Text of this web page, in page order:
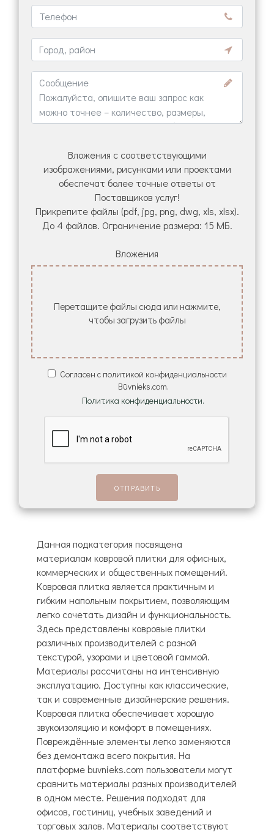
Вложения с соответствующими
изображениями, рисунками или проектами
обеспечат более точные ответы от
Поставщиков услуг!
Прикрепите файлы (pdf, jpg, png, dwg, xls, xlsx).
До 4 файлов. Ограничение размера: 15 МБ.
Вложения
Перетащите файлы сюда или нажмите,
чтобы загрузить файлы
Согласен с политикой конфиденциальности
Būvnieks.com.
Политика конфиденциальности.
Данная подкатегория посвящена
материалам ковровой плитки для офисных,
коммерческих и общественных помещений.
Ковровая плитка является практичным и
гибким напольным покрытием, позволяющим
легко сочетать дизайн и функциональность.
Здесь представлены ковровые плитки
различных производителей с разной
текстурой, узорами и цветовой гаммой.
Материалы рассчитаны на интенсивную
эксплуатацию. Доступны как классические,
так и современные дизайнерские решения.
Ковровая плитка обеспечивает хорошую
звукоизоляцию и комфорт в помещениях.
Повреждённые элементы легко заменяются
без демонтажа всего покрытия. На
платформе buvnieks.com пользователи могут
сравнить материалы разных производителей
в одном месте. Решения подходят для
офисов, гостиниц, учебных заведений и
торговых залов. Материалы соответствуют